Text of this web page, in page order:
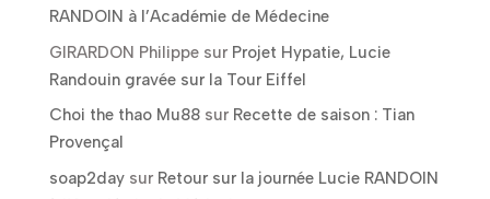
RANDOIN à l’Académie de Médecine
GIRARDON Philippesur Projet Hypatie, Lucie
Randouin gravée sur la Tour Eiffel
Choi the thao Mu88sur Recette de saison : Tian
Provençal
soap2daysur Retour sur la journée Lucie RANDOIN